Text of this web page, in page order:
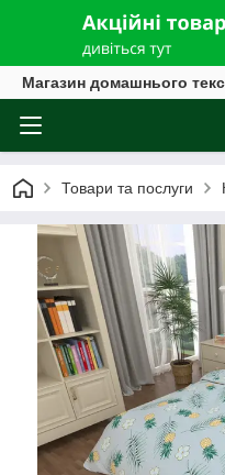
Магазин домашнього
Товари та послуги